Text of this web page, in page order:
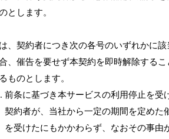
とします。
、契約者につき次の各号のいずれかに該
、催告を要せず本契約を即時解除するこ
ものとします。
前条に基づき本サービスの利用停止を受
契約者が、当社から一定の期間を定めた
を受けたにもかかわらず、なおその事由